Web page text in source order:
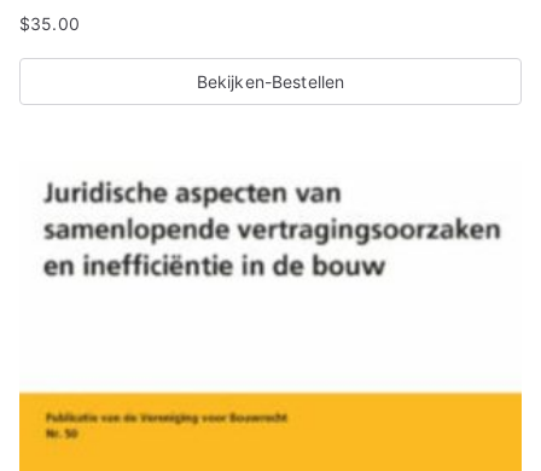
$35.00
Bekijken-Bestellen